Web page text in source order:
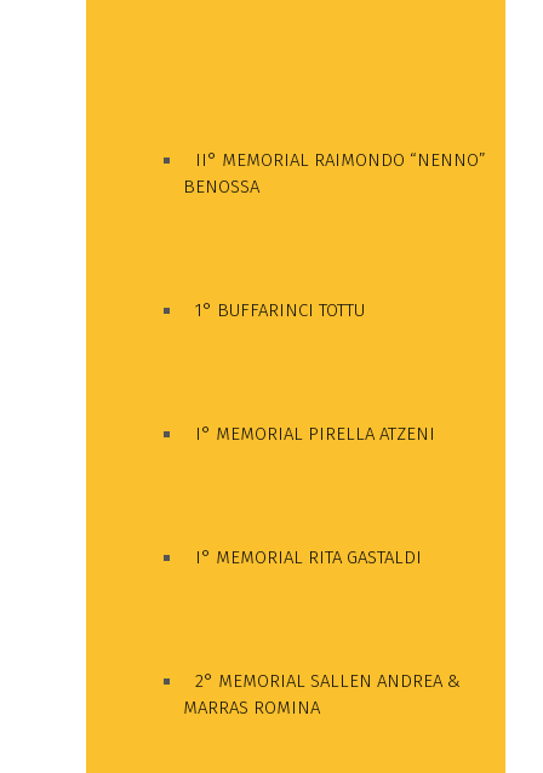
II° MEMORIAL RAIMONDO “NENNO”
BENOSSA
1° BUFFARINCI TOTTU
I° MEMORIAL PIRELLA ATZENI
I° MEMORIAL RITA GASTALDI
2° MEMORIAL SALLEN ANDREA &
MARRAS ROMINA